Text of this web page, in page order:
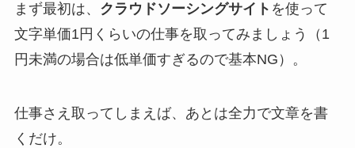
まず最初は、 クラウドソーシングサイト を使って
文字単価1円くらいの仕事を取ってみましょう（1
円未満の場合は低単価すぎるので基本NG）。
仕事さえ取ってしまえば、あとは全力で文章を書
くだけ。